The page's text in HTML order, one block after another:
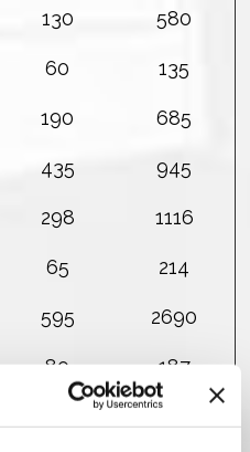
130 580
60 135
190 685
435 945
298 1116
65 214
595 2690
80 187
2306